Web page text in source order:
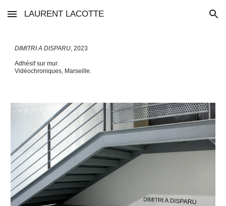
Skip to main content Skip to navigation
LAURENT LACOTTE
DIMITRI A DISPARU, 2023
Adhésif sur mur.
Vidéochroniques, Marseille.